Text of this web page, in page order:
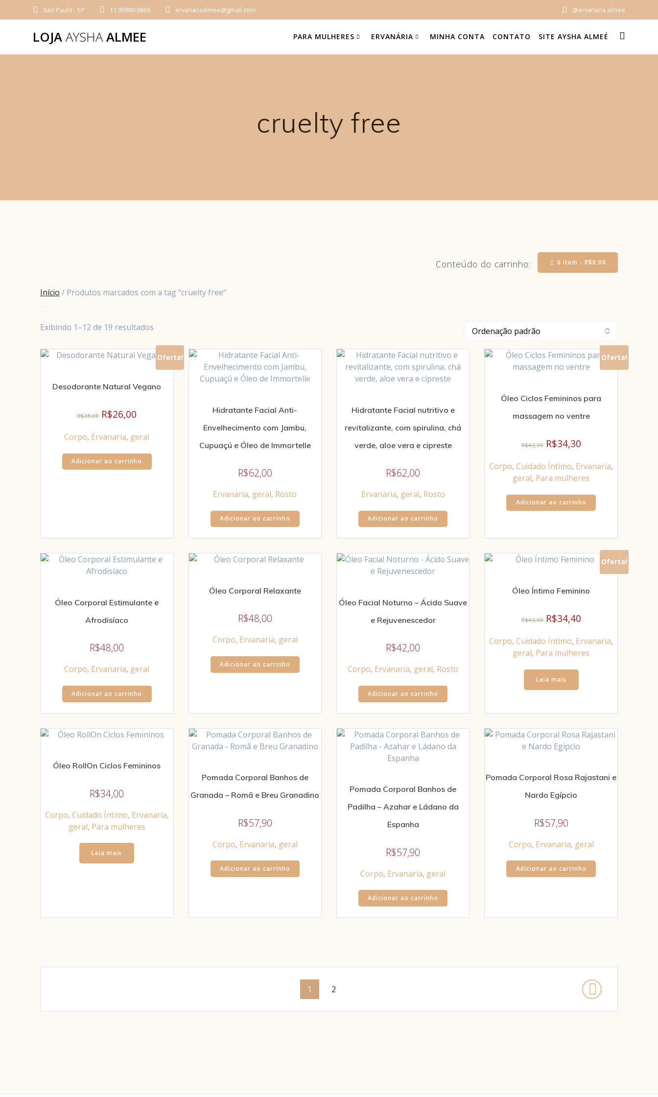
São Paulo . SP 11 99889.9869 ervanariaalmee@gmail.com @ervanaria.almee
LOJA AYSHAALMEE PARA MULHERES ERVANÁRIA MINHA CONTA CONTATO SITE AYSHA ALMEÉ
cruelty free
Conteúdo do carrinho: 0 item - R$0,00
Início / Produtos marcados com a tag “cruelty free”
Exibindo 1–12 de 19 resultados
Oferta!
Desodorante Natural Vegano
R$28,00 R$26,00
Corpo, Ervanaria, geral
Adicionar ao carrinho
Hidratante Facial Anti-
Envelhecimento com Jambu,
Cupuaçú e Óleo de Immortelle
R$62,00
Ervanaria, geral, Rosto
Adicionar ao carrinho
Hidratante Facial nutritivo e
revitalizante, com spirulina, chá
verde, aloe vera e cipreste
R$62,00
Ervanaria, geral, Rosto
Adicionar ao carrinho
Oferta!
Óleo Ciclos Femininos para
massagem no ventre
R$42,90 R$34,30
Corpo,Cuidado Íntimo, Ervanaria,
geral, Para mulheres
Adicionar ao carrinho
Óleo Corporal Estimulante e
Afrodisíaco
R$48,00
Corpo, Ervanaria, geral
Adicionar ao carrinho
Óleo Corporal Relaxante
R$48,00
Corpo, Ervanaria, geral
Adicionar ao carrinho
Óleo Facial Noturno – Ácido Suave
e Rejuvenescedor
R$42,00
Corpo, Ervanaria, geral, Rosto
Adicionar ao carrinho
Oferta!
Óleo Íntimo Feminino
R$43,00 R$34,40
Corpo,Cuidado Íntimo, Ervanaria,
geral, Para mulheres
Leia mais
Óleo RollOn Ciclos Femininos
R$34,00
Corpo, Cuidado Íntimo, Ervanaria,
geral, Para mulheres
Leia mais
Pomada Corporal Banhos de
Granada – Romã e Breu Granadino
R$57,90
Corpo, Ervanaria, geral
Adicionar ao carrinho
Pomada Corporal Banhos de
Padilha – Azahar e Ládano da
Espanha
R$57,90
Corpo, Ervanaria, geral
Adicionar ao carrinho
Pomada Corporal Rosa Rajastani e
Nardo Egípcio
R$57,90
Corpo, Ervanaria, geral
Adicionar ao carrinho
1 2